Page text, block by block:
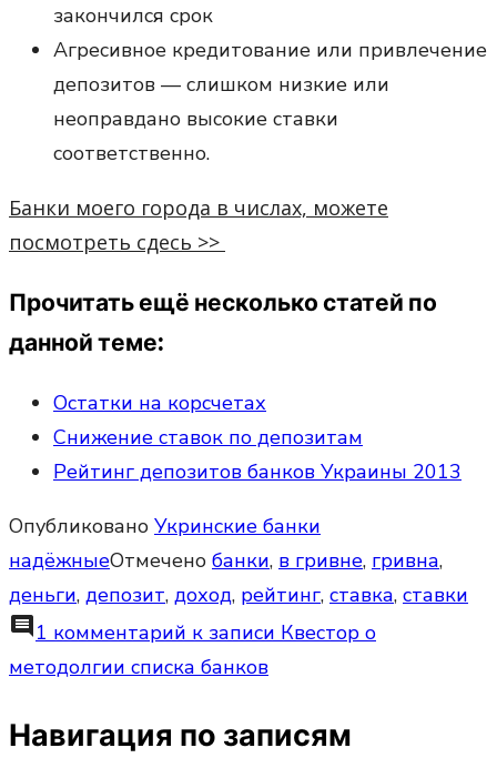
закончился срок
Агресивное кредитование или привлечение
депозитов — слишком низкие или
неоправдано высокие ставки
соответственно.
Банки моего города в числах, можете
посмотреть сдесь >>
Прочитать ещё несколько статей по
данной теме:
Остатки на корсчетах
Снижение ставок по депозитам
Рейтинг депозитов банков Украины 2013
Опубликовано Укринские банки
надёжныеОтмечено банки, в гривне, гривна,
деньги, депозит, доход, рейтинг, ставка, ставки
comment1 комментарий к записи Квестор о
методолгии списка банков
Навигация по записям